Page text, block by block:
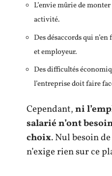
L’envie mûrie de
activité.
Des désaccords qui
et employeur.
Des difficultés
l’entreprise doit faire
Cependant,ni
salarié n’ont
choix. Nul besoin
n’exige rien sur ce